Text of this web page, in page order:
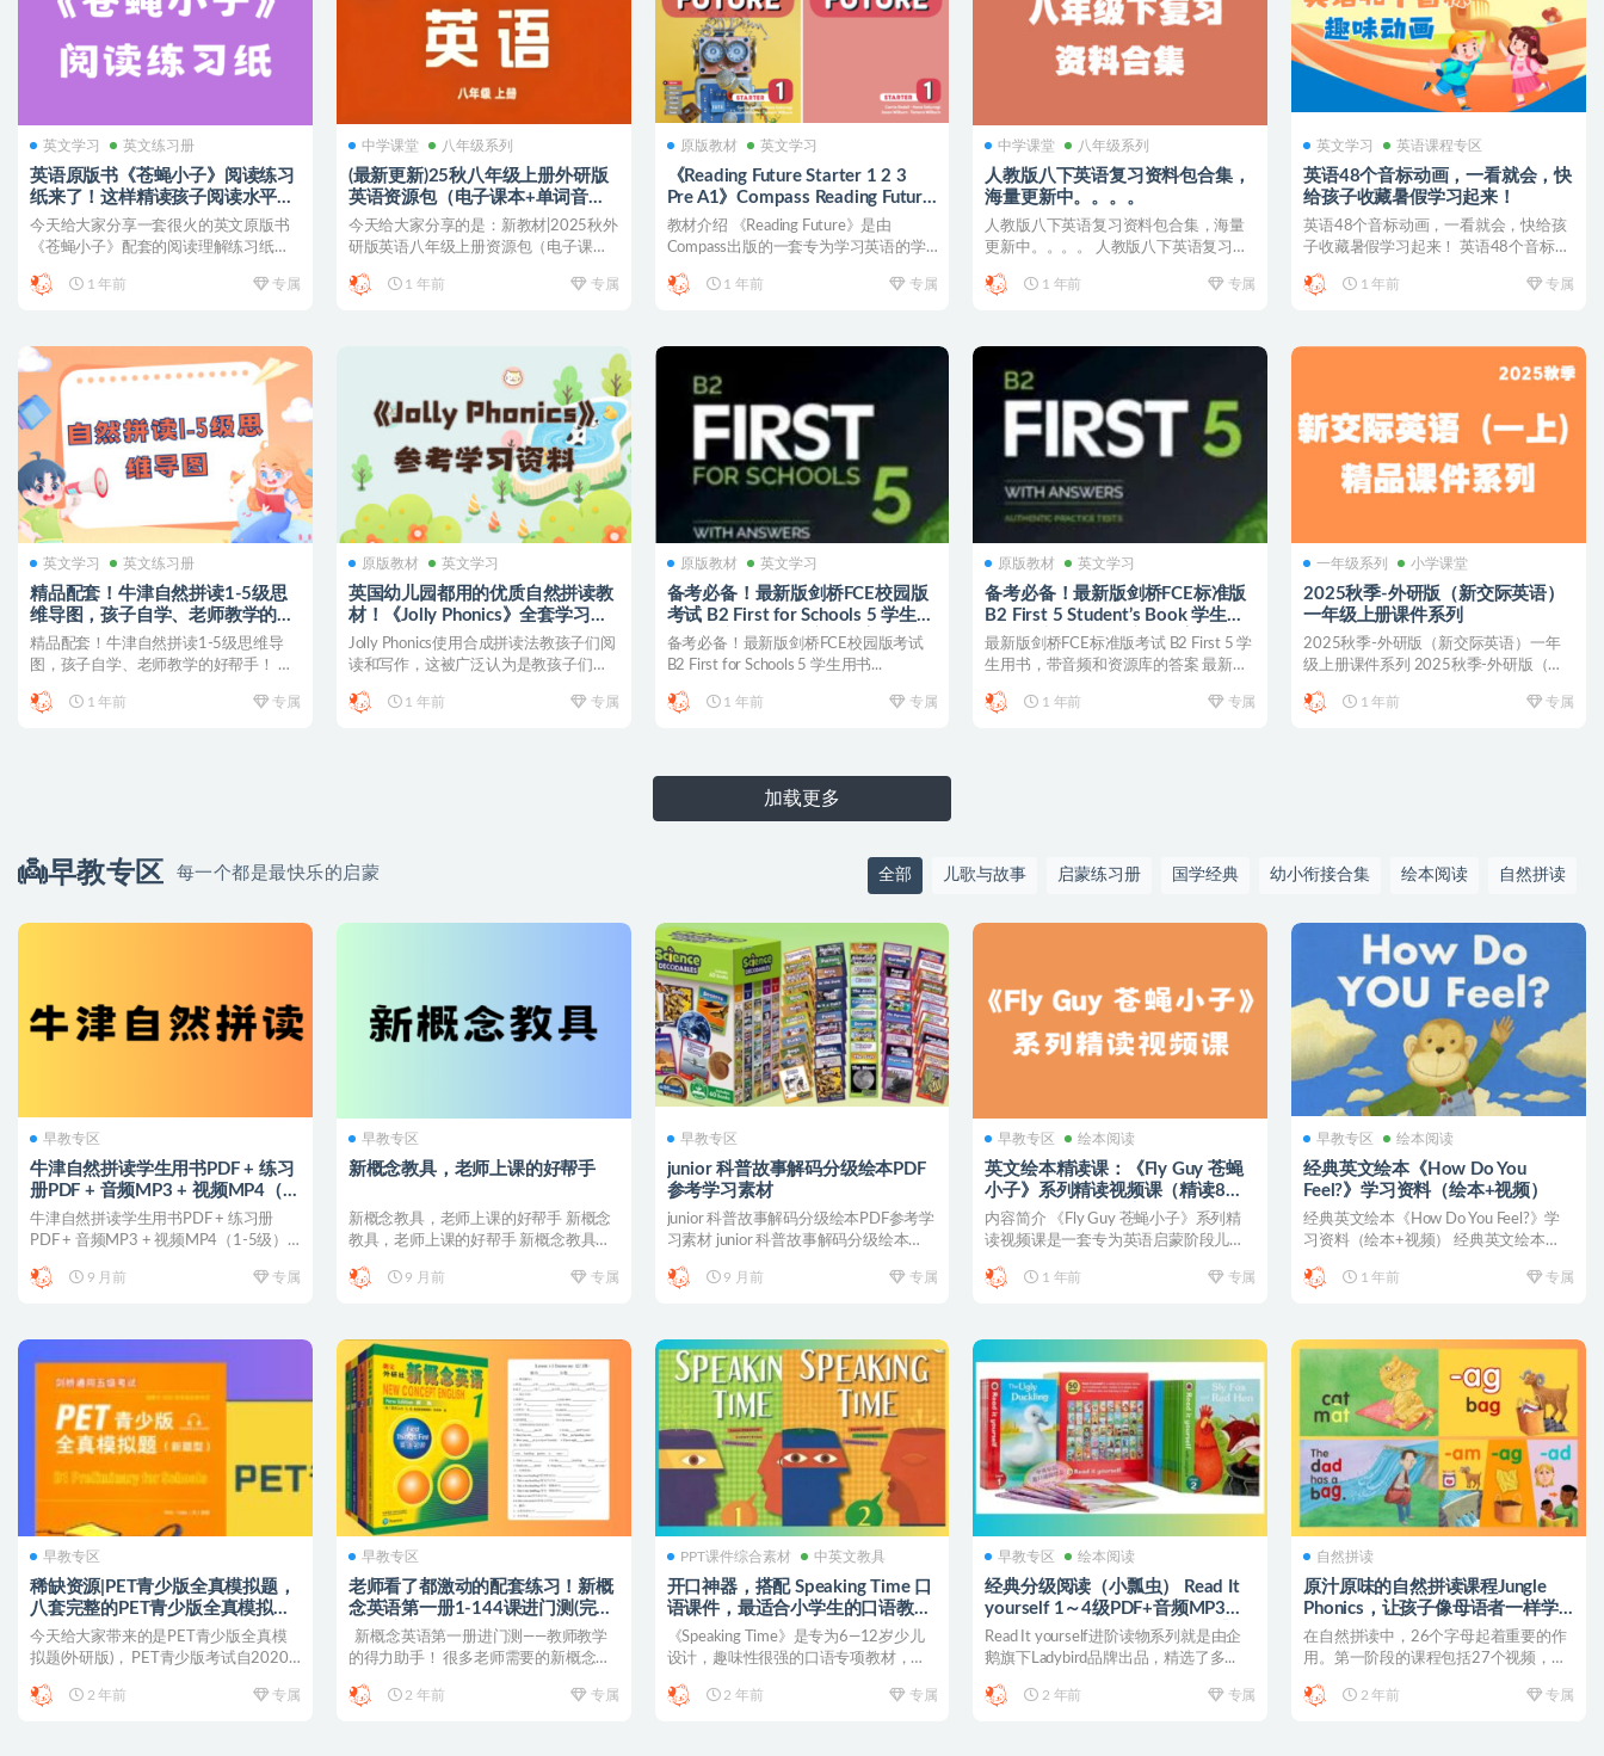
英文学习 英文练习册
英语原版书《苍蝇小子》阅读练习
纸来了！这样精读孩子阅读水平直
线上升！
今天给大家分享一套很火的英文原版书
《苍蝇小子》配套的阅读理解练习纸，
1 年前
专属
中学课堂 八年级系列
(最新更新)25秋八年级上册外研版
英语资源包（电子课本+单词音频
+课堂笔记+课件PPT）
今天给大家分享的是：新教材|2025秋外
研版英语八年级上册资源包（电子课本
1 年前
专属
原版教材 英文学习
《Reading Future Starter 1 2 3
Pre A1》Compass Reading Future
第1级别
教材介绍 《Reading Future》是由
Compass出版的一套专为学习英语的学
1 年前
专属
中学课堂 八年级系列
人教版八下英语复习资料包合集，
海量更新中。。。。
人教版八下英语复习资料包合集，海量
更新中。。。。 人教版八下英语复习资
1 年前
专属
英文学习 英语课程专区
英语48个音标动画，一看就会，快
给孩子收藏暑假学习起来！
英语48个音标动画，一看就会，快给孩
子收藏暑假学习起来！ 英语48个音标动
1 年前
专属
英文学习 英文练习册
精品配套！牛津自然拼读1-5级思
维导图，孩子自学、老师教学的好
帮手！
精品配套！牛津自然拼读1-5级思维导
图，孩子自学、老师教学的好帮手！ 精
1 年前
专属
原版教材 英文学习
英国幼儿园都用的优质自然拼读教
材！《Jolly Phonics》全套学习资
料，特别适合孩子
Jolly Phonics使用合成拼读法教孩子们阅
读和写作，这被广泛认为是教孩子们用
1 年前
专属
原版教材 英文学习
备考必备！最新版剑桥FCE校园版
考试 B2 First for Schools 5 学生用
书，带音频和资源库的答案
备考必备！最新版剑桥FCE校园版考试
B2 First for Schools 5 学生用书...
1 年前 专属
原版教材 英文学习
备考必备！最新版剑桥FCE标准版
B2 First 5 Student’s Book 学生用
书，带音频和资源库的答案
最新版剑桥FCE标准版考试 B2 First 5 学
生用书，带音频和资源库的答案 最新版
1 年前
专属
一年级系列 小学课堂
2025秋季-外研版（新交际英语）
一年级上册课件系列
2025秋季-外研版（新交际英语）一年
级上册课件系列 2025秋季-外研版（新
1 年前
专属
加载更多
👼早教专区 每一个都是最快乐的启蒙 全部 儿歌与故事 启蒙练习册 国学经典 幼小衔接合集 绘本阅读 自然拼读
早教专区
牛津自然拼读学生用书PDF + 练习
册PDF + 音频MP3 + 视频MP4（1-
5级）
牛津自然拼读学生用书PDF + 练习册
PDF + 音频MP3 + 视频MP4（1-5级）
9 月前
专属
早教专区
新概念教具，老师上课的好帮手
新概念教具，老师上课的好帮手 新概念
教具，老师上课的好帮手 新概念教具，
9 月前
专属
早教专区
junior 科普故事解码分级绘本PDF
参考学习素材
junior 科普故事解码分级绘本PDF参考学
习素材 junior 科普故事解码分级绘本
9 月前
专属
早教专区 绘本阅读
英文绘本精读课：《Fly Guy 苍蝇
小子》系列精读视频课（精读8本
+泛读8本） 绘本+音/视频
内容简介 《Fly Guy 苍蝇小子》系列精
读视频课是一套专为英语启蒙阶段儿童
1 年前
专属
早教专区 绘本阅读
经典英文绘本《How Do You
Feel?》学习资料（绘本+视频）
经典英文绘本《How Do You Feel?》学
习资料（绘本+视频） 经典英文绘本
1 年前
专属
早教专区
稀缺资源|PET青少版全真模拟题，
八套完整的PET青少版全真模拟
题，题型、话题和难度与真实考试
一致！带你提前体验考试！
今天给大家带来的是PET青少版全真模
拟题(外研版)， PET青少版考试自2020
2 年前
专属
早教专区
老师看了都激动的配套练习！新概
念英语第一册1-144课进门测(完整
版)，完美匹配，全面提升新概念的
学习效果！编号【YA0121】
新概念英语第一册进门测——教师教学
的得力助手！ 很多老师需要的新概念英
2 年前
专属
PPT课件综合素材 中英文教具
开口神器，搭配 Speaking Time 口
语课件，最适合小学生的口语教材
《Speaking Time》名校机构演讲
训练都用它，编号~【KK0053】
《Speaking Time》是专为6—12岁少儿
设计，趣味性很强的口语专项教材，共
2 年前
专属
早教专区 绘本阅读
经典分级阅读（小瓢虫） Read It
yourself 1～4级PDF+音频MP3，
看绘本听故事~编号【AD0063】
Read It yourself进阶读物系列就是由企
鹅旗下Ladybird品牌出品，精选了多...
2 年前 专属
自然拼读
原汁原味的自然拼读课程Jungle
Phonics，让孩子像母语者一样学
习英语（含学习视频资源）~编号
【AF0069】
在自然拼读中，26个字母起着重要的作
用。第一阶段的课程包括27个视频，其
2 年前
专属